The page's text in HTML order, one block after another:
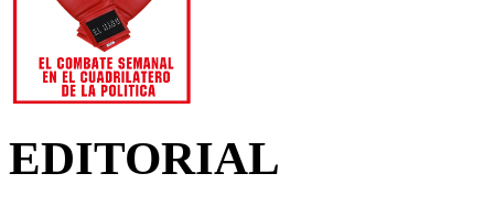
EDITORIAL